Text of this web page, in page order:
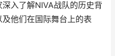
入了解NIVA战队的历史背
他们在国际舞台上的表